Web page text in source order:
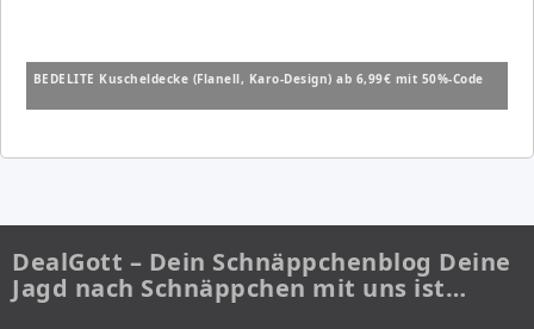
BEDELITE Kuscheldecke (Flanell, Karo-Design) ab 6,99€ mit 50%-Code
DealGott – Dein Schnäppchenblog Deine
Jagd nach Schnäppchen mit uns ist…